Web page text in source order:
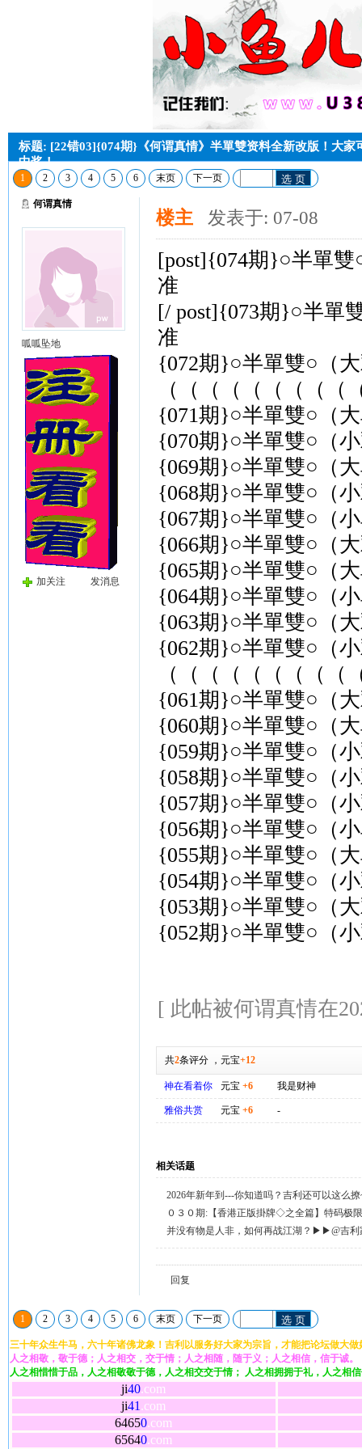
标题: [22错03]{074期}《何谓真情》半單雙资料全新改版！大家
中奖！
1 2 3 4 5 6 末页 下一页 选 页
何谓真情
呱呱坠地
加关注 发消息
楼主 发表于: 07-08
[post]{074期}○半單
准
[/ post]{073期}○半單
准
{072期}○半單雙○（
（（（（（（（（（
{071期}○半單雙○（
{070期}○半單雙○（
{069期}○半單雙○（
{068期}○半單雙○（
{067期}○半單雙○（
{066期}○半單雙○（
{065期}○半單雙○（
{064期}○半單雙○（
{063期}○半單雙○（
{062期}○半單雙○（
（（（（（（（（（
{061期}○半單雙○（
{060期}○半單雙○（
{059期}○半單雙○（
{058期}○半單雙○（
{057期}○半單雙○（
{056期}○半單雙○（
{055期}○半單雙○（
{054期}○半單雙○（
{053期}○半單雙○（
{052期}○半單雙○（
[ 此帖被何谓真情在
共2条评分， 元宝+12
神在看着你 元宝 +6 我是财神
雅俗共赏 元宝 +6 -
相关话题
2026年新年到---你知道吗？吉利还可以这么
天天送58元宝，只需签到就有。
０３０期:【香港正版掛牌◇之全篇】特码极
整正版◇综合资料】←已更新.
并没有物是人非，如何再战江湖？▶▶@吉利
回复留言◀◀
回复
1 2 3 4 5 6 末页 下一页 选 页
三十年众生牛马，六十年诸佛龙象！吉利以服务好大家为宗旨，才能把论坛做大做
人之相敬，敬于德；人之相交，交于情；人之相随，随于义；人之相信，信于诚。
人之相惜惜于品，人之相敬敬于德，人之相交交于情； 人之相拥拥于礼，人之相
ji40.com
ji41 .com
64650.com
65640.com